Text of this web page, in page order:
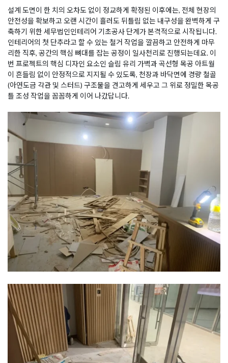
설계 도면이 한 치의 오차도 없이 정교하게 확정된 이후에는, 전체 현장의
안전성을 확보하고 오랜 시간이 흘러도 뒤틀림 없는 내구성을 완벽하게 구
축하기 위한 세무법인인테리어 기초공사 단계가 본격적으로 시작됩니다.
인테리어의 첫 단추라고 할 수 있는 철거 작업을 깔끔하고 안전하게 마무
리한 직후, 공간의 핵심 뼈대를 잡는 공정이 일사천리로 진행되는데요. 이
번 프로젝트의 핵심 디자인 요소인 슬림 유리 가벽과 곡선형 목공 아트월
이 흔들림 없이 안정적으로 지지될 수 있도록, 천장과 바닥면에 경량 철골
(아연도금 각관 및 스터드) 구조물을 견고하게 세우고 그 위로 정밀한 목공
틀 조성 작업을 꼼꼼하게 이어 나갔답니다.